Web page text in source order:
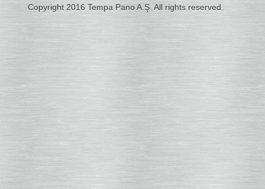
Copyright 2016 Tempa Pano A.Ş. All rights reserved.